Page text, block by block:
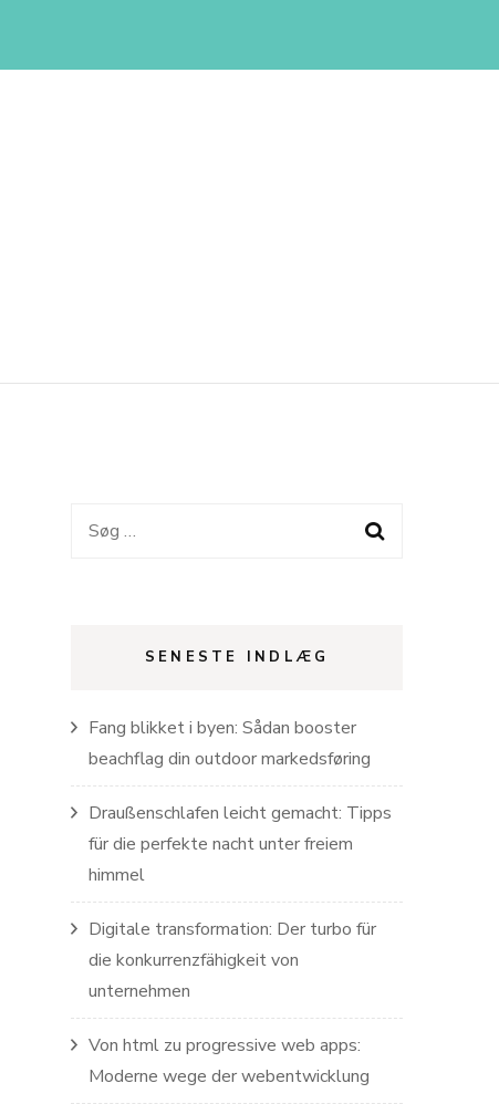
Søg
SENESTE INDLÆG
Fang blikket i byen: Sådan booster
beachflag din outdoor markedsføring
Draußenschlafen leicht gemacht: Tipps
für die perfekte nacht unter freiem
himmel
Digitale transformation: Der turbo für
die konkurrenzfähigkeit von
unternehmen
Von html zu progressive web apps:
Moderne wege der webentwicklung